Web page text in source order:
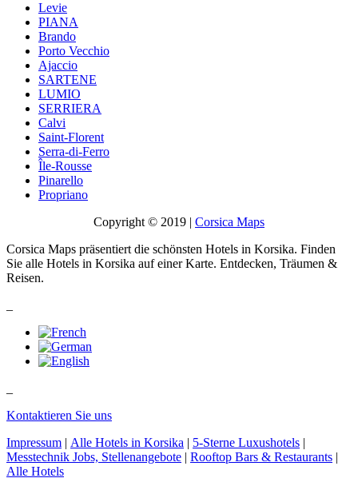
Levie
PIANA
Brando
Porto Vecchio
Ajaccio
SARTENE
LUMIO
SERRIERA
Calvi
Saint-Florent
Serra-di-Ferro
Île-Rousse
Pinarello
Propriano
Copyright © 2019 | Corsica Maps
Corsica Maps präsentiert die schönsten Hotels in Korsika. Finden
Sie alle Hotels in Korsika auf einer Karte. Entdecken, Träumen &
Reisen.
Kontaktieren Sie uns
Impressum | Alle Hotels in Korsika | 5-Sterne Luxushotels |
Messtechnik Jobs, Stellenangebote | Rooftop Bars & Restaurants |
Alle Hotels